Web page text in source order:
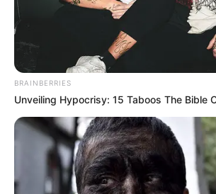
(foto: goldsgym)
3. Sekarang saatnya memperkuat
dengan saling menarik tali, tapi
BRAINBERRIES
Unveiling Hypocrisy: 15 Taboos The Bible